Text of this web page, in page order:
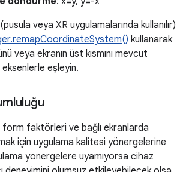
veya XR uygulamalarında kullanılır)
kullanarak
veya ekranın üst kısmını mevcut
eşleyin.
form faktörleri ve bağlı ekranlarda
için uygulama kalitesi yönergelerine
yönergelere uyamıyorsa cihaz